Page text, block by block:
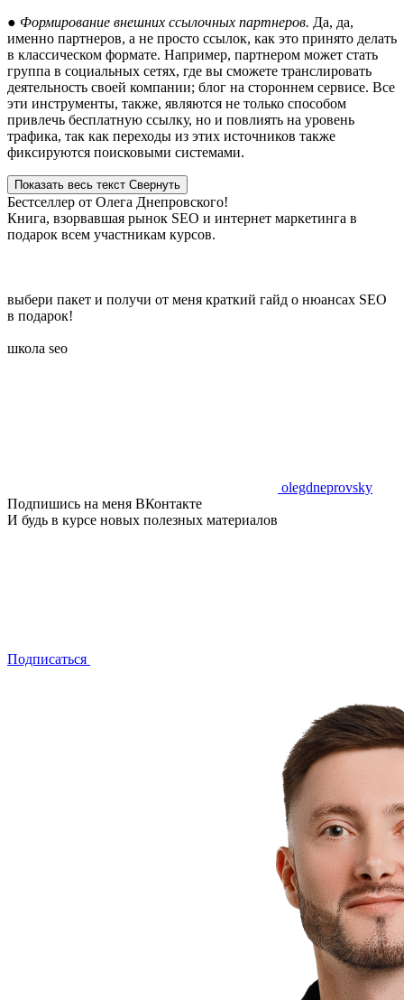
● Формирование внешних ссылочных партнеров. Да, да,
именно партнеров, а не просто ссылок, как это принято делать
в классическом формате. Например, партнером может стать
группа в социальных сетях, где вы сможете транслировать
деятельность своей компании; блог на стороннем сервисе. Все
эти инструменты, также, являются не только способом
привлечь бесплатную ссылку, но и повлиять на уровень
трафика, так как переходы из этих источников также
фиксируются поисковыми системами.
Показать весь текст Свернуть
Бестселлер от Олега Днепровского!
Книга, взорвавшая рынок SEO и интернет маркетинга в
подарок всем участникам курсов.
выбери пакет и получи от меня краткий гайд о нюансах SEO
в подарок!
школа seo
olegdneprovsky
Подпишись на меня ВКонтакте
И будь в курсе новых полезных материалов
Подписаться